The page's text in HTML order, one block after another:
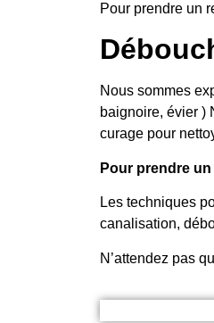
Pour prendre un
Nous sommes
baignoire, évier )
curage pour
Pour prendre
Les techniques
canalisation,
N’attendez pas